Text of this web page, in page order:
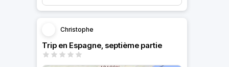
Christophe
Trip en Espagne, septième partie